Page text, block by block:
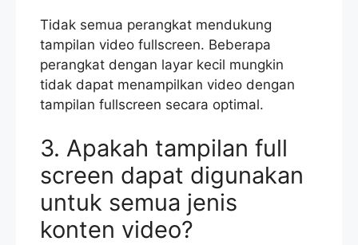
Tidak semua perangkat mendukung
tampilan video fullscreen. Beberapa
perangkat dengan layar kecil mungkin
tidak dapat menampilkan video dengan
tampilan fullscreen secara optimal.
3. Apakah tampilan full
screen dapat digunakan
untuk semua jenis
konten video?